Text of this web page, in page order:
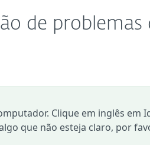
de problemas
Clique em inglês em
que não esteja claro, por